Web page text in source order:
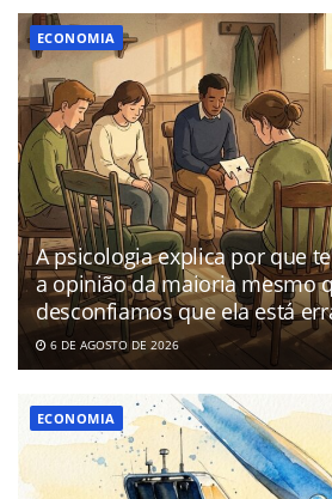
ECONOMIA
A psicologia explica por que
a opinião da maioria mesmo
desconfiamos que ela está
6 DE AGOSTO DE 2026
ECONOMIA